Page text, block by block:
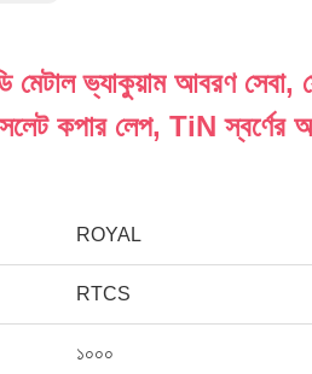
মেটাল ভ্যাকুয়াম আবরণ সেবা,
কপার লেপ, TiN
ROYAL
RTCS
১০০০